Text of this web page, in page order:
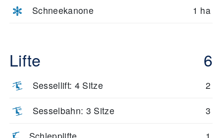
Schneekanone 1 ha
Lifte 6
Sessellift: 4 Sitze 2
Sesselbahn: 3 Sitze 3
Schlepplifte 1